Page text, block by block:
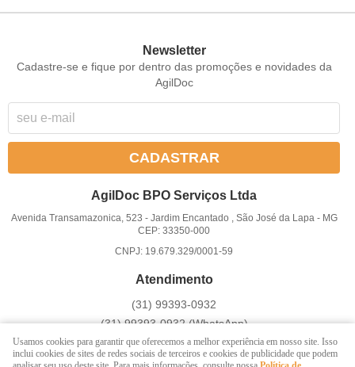
Newsletter
Cadastre-se e fique por dentro das promoções e novidades da
AgilDoc
CADASTRAR
AgilDoc BPO Serviços Ltda
Avenida Transamazonica, 523 - Jardim Encantado , São José da Lapa- MG
CEP: 33350-000
CNPJ: 19.679.329/0001-59
Atendimento
(31) 99393-0932
(31)99393-0932(WhatsApp)
Atendemos somente em dias úteis de Segunda à Sexta-feira das
8 ás 17h
Usamos cookies para garantir que oferecemos a melhor experiência em nosso site. Isso
inclui cookies de sites de redes sociais de terceiros e cookies de publicidade que podem